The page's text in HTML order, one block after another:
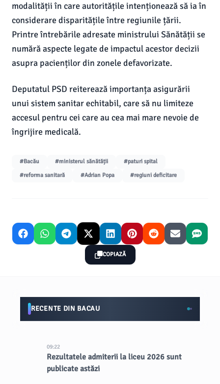
modalității în care autoritățile intenționează să ia în
considerare disparitățile între regiunile țării.
Printre întrebările adresate ministrului Sănătății se
numără aspecte legate de impactul acestor decizii
asupra pacienților din zonele defavorizate.
Deputatul PSD reiterează importanța asigurării
unui sistem sanitar echitabil, care să nu limiteze
accesul pentru cei care au cea mai mare nevoie de
îngrijire medicală.
#Bacău #ministerul sănătății
#paturi spital
#reforma sanitară
#Adrian Popa #regiuni deficitare
COPIAZĂ
RECENTE DIN BACAU
09:22
Rezultatele admiterii la liceu 2026 sunt
publicate astăzi